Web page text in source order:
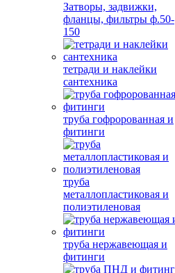
Затворы, задвижки,
фланцы, фильтры ф.50-
150
тетради и наклейки
сантехника
труба гофророванная и
фитинги
труба
металлопластиковая и
полиэтиленовая
труба нержавеющая и
фитинги